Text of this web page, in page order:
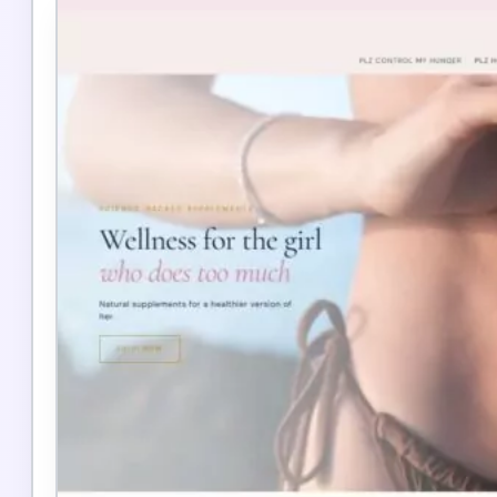
Integración Verifactu
Sincronización automatizada entre tu ERP y la AEAT.
Formación y soporte de arranque
Desde
950€